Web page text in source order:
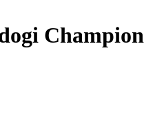
Champion